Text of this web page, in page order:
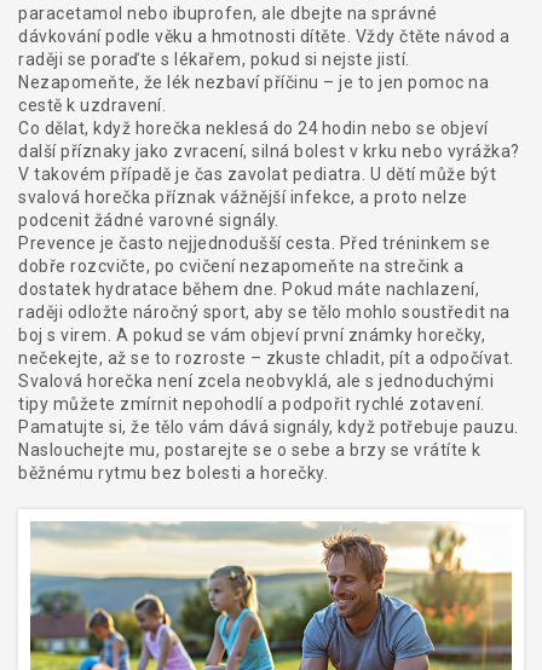
paracetamol nebo ibuprofen, ale dbejte na správné
dávkování podle věku a hmotnosti dítěte. Vždy čtěte návod a
raději se poraďte s lékařem, pokud si nejste jistí.
Nezapomeňte, že lék nezbaví příčinu – je to jen pomoc na
cestě k uzdravení.
Co dělat, když horečka neklesá do 24 hodin nebo se objeví
další příznaky jako zvracení, silná bolest v krku nebo vyrážka?
V takovém případě je čas zavolat pediatra. U dětí může být
svalová horečka příznak vážnější infekce, a proto nelze
podcenit žádné varovné signály.
Prevence je často nejjednodušší cesta. Před tréninkem se
dobře rozcvičte, po cvičení nezapomeňte na strečink a
dostatek hydratace během dne. Pokud máte nachlazení,
raději odložte náročný sport, aby se tělo mohlo soustředit na
boj s virem. A pokud se vám objeví první známky horečky,
nečekejte, až se to rozroste – zkuste chladit, pít a odpočívat.
Svalová horečka není zcela neobvyklá, ale s jednoduchými
tipy můžete zmírnit nepohodlí a podpořit rychlé zotavení.
Pamatujte si, že tělo vám dává signály, když potřebuje pauzu.
Naslouchejte mu, postarejte se o sebe a brzy se vrátíte k
běžnému rytmu bez bolesti a horečky.